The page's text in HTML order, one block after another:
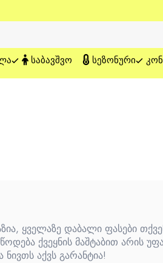
ᲡᲐᲑᲐᲕᲨᲕᲝ ᲡᲔᲖᲝᲜᲣᲠᲘ
ყველაზე დაბალი ფასები
ქვეყნის მაშტაბით არის
აქვს გარანტია!